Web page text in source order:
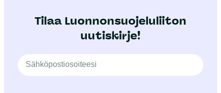
Tilaa Luonnonsuojeluliiton
uutiskirje!